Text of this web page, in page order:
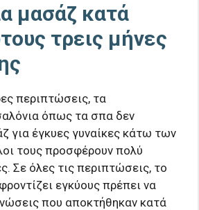
μασάζ κατά
τρεις μήνες
περιπτώσεις, τα
όπως τα σπα δεν
για έγκυες γυναίκες κάτω των
τους προσφέρουν πολύ
Σε όλες τις περιπτώσεις, το
εγκύους πρέπει να
που αποκτήθηκαν κατά